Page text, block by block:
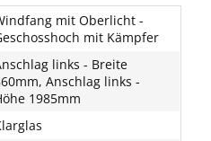
mit Oberlicht -
mit Kämpfer
links - Breite
Anschlag links -
1985mm